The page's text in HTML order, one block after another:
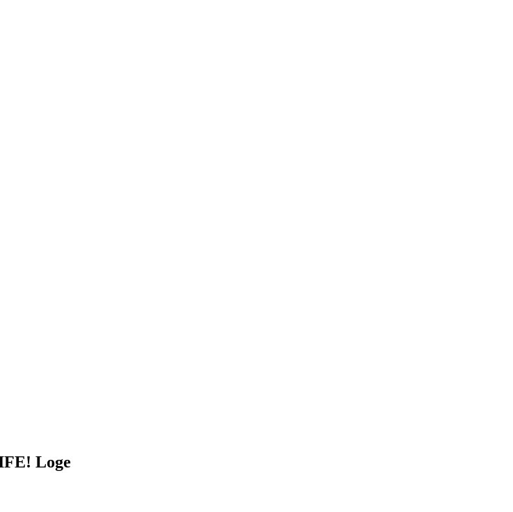
Loge